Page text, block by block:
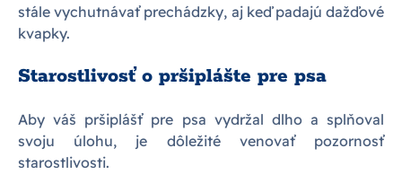
stále vychutnávať prechádzky, aj keď padajú dažďové
kvapky.
Starostlivosť o pršiplášte pre psa
Aby váš pršiplášť pre psa vydržal dlho a splňoval
svoju úlohu, je dôležité venovať pozornosť
starostlivosti.